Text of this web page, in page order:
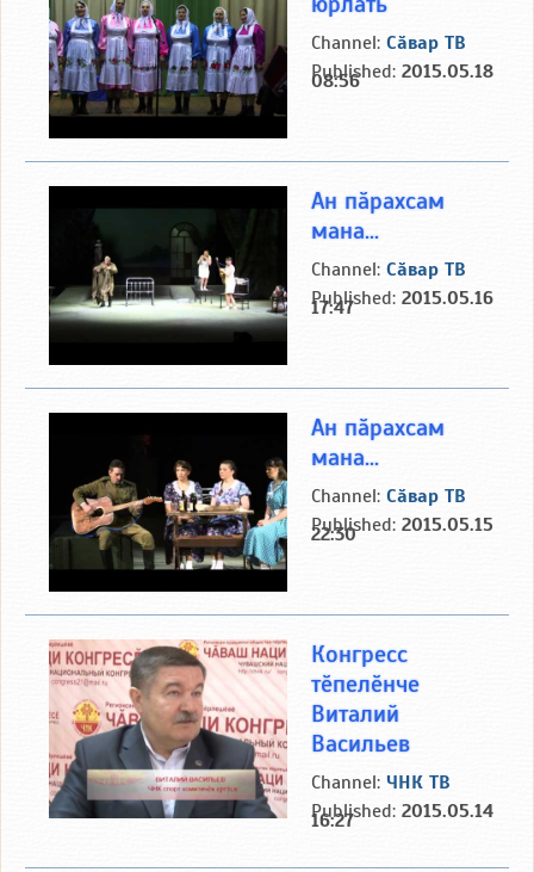
Channel: Сӑвар ТВ
Published: 2015.05.18
08:56
Ан пӑрахсам
мана...
Channel: Сӑвар ТВ
Published: 2015.05.16
17:47
Ан пӑрахсам
мана...
Channel: Сӑвар ТВ
Published: 2015.05.15
22:30
Конгресс
тӗпелӗнче
Виталий
Васильев
Channel: ЧНК ТВ
Published: 2015.05.14
16:27